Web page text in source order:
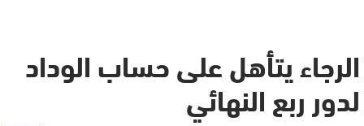
الرجاء يتأهل على حساب الوداد
لدور ربع النهائي